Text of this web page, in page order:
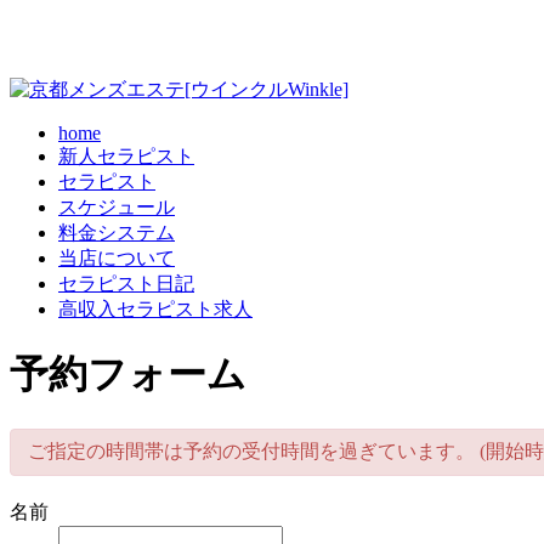
home
新人セラピスト
セラピスト
スケジュール
料金システム
当店について
セラピスト日記
高収入セラピスト求人
予約フォーム
ご指定の時間帯は予約の受付時間を過ぎています。 (開始
名前